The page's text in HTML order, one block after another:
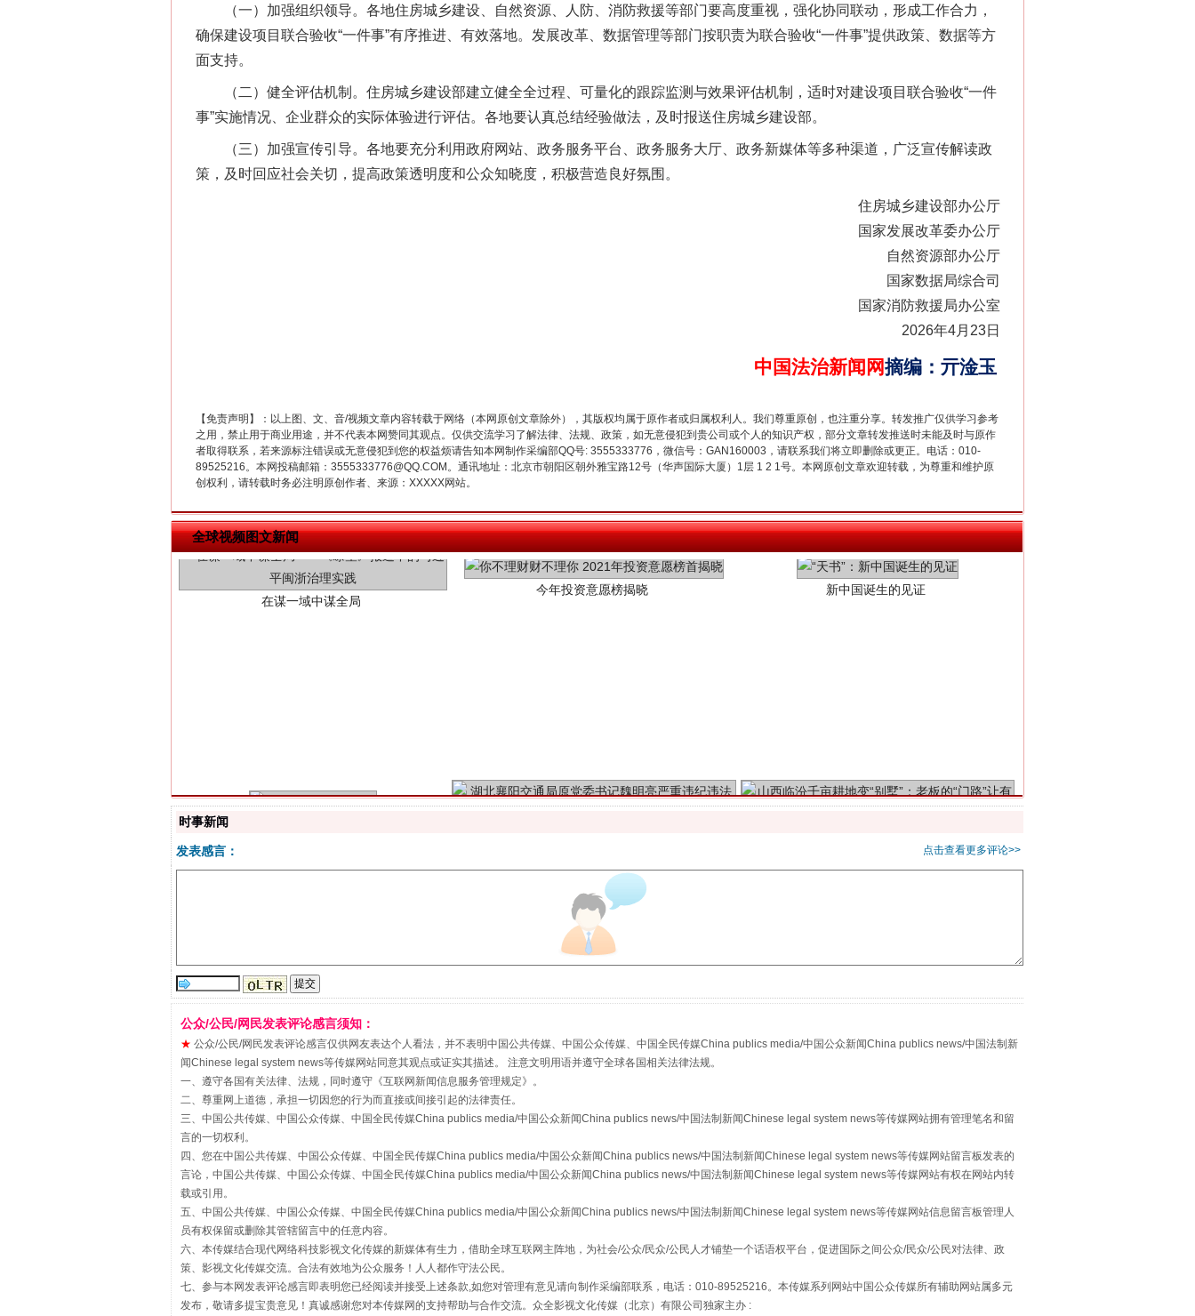
（一）加强组织领导。各地住房城乡建设、自然资源、人防、消防救援等部门要高度重视，强化协同联动，形成工作合力，
确保建设项目联合验收“一件事”有序推进、有效落地。发展改革、数据管理等部门按职责为联合验收“一件事”提供政策、数据等方
面支持。
（二）健全评估机制。住房城乡建设部建立健全全过程、可量化的跟踪监测与效果评估机制，适时对建设项目联合验收“一件
事”实施情况、企业群众的实际体验进行评估。各地要认真总结经验做法，及时报送住房城乡建设部。
（三）加强宣传引导。各地要充分利用政府网站、政务服务平台、政务服务大厅、政务新媒体等多种渠道，广泛宣传解读政
策，及时回应社会关切，提高政策透明度和公众知晓度，积极营造良好氛围。
住房城乡建设部办公厅
国家发展改革委办公厅
自然资源部办公厅
国家数据局综合司
国家消防救援局办公室
2026年4月23日
中国法治新闻网摘编 ： 亓淦玉
【免责声明】：以上图、文、音/视频文章内容转载于网络（本网原创文章除外），其版权均属于原作者或归属权利人。我们尊重原创，也注重分享。转发推广仅供学习参考
之用，禁止用于商业用途，并不代表本网赞同其观点。仅供交流学习了解法律、法规、政策，如无意侵犯到贵公司或个人的知识产权，部分文章转发推送时未能及时与原作
者取得联系，若来源标注错误或无意侵犯到您的权益烦请告知本网制作采编部QQ号: 3555333776，微信号：GAN160003，请联系我们将立即删除或更正。电话：010-
89525216。本网投稿邮箱：3555333776@QQ.COM。通讯地址：北京市朝阳区朝外雅宝路12号（华声国际大厦）1层 1 2 1号。本网原创文章欢迎转载，为尊重和维护原
创权利，请转载时务必注明原创作者、来源：XXXXX网站。
全球视频图文新闻
网上购药对药下症？
茶叶“炒上天”
“神药”背后的真相
法官巧妙执行解纠纷
“刷贴”乱象丛生
时事新闻
点击查看更多评论>>
发表感言：
公众/公民/网民发表评论感言须知：
★ 公众/公民/网民发表评论感言仅供网友表达个人看法，并不表明中国公共传媒、中国公众传媒、中国全民传媒China publics media/中国公众新闻China publics news/中国法制新
闻Chinese legal system news等传媒网站同意其观点或证实其描述。 注意文明用语并遵守全球各国相关法律法规。
一、遵守各国有关法律、法规，同时遵守《互联网新闻信息服务管理规定》。
二、尊重网上道德，承担一切因您的行为而直接或间接引起的法律责任。
三、中国公共传媒、中国公众传媒、中国全民传媒China publics media/中国公众新闻China publics news/中国法制新闻Chinese legal system news等传媒网站拥有管理笔名和留
言的一切权利。
四、您在中国公共传媒、中国公众传媒、中国全民传媒China publics media/中国公众新闻China publics news/中国法制新闻Chinese legal system news等传媒网站留言板发表的
言论，中国公共传媒、中国公众传媒、中国全民传媒China publics media/中国公众新闻China publics news/中国法制新闻Chinese legal system news等传媒网站有权在网站内转
载或引用。
五、中国公共传媒、中国公众传媒、中国全民传媒China publics media/中国公众新闻China publics news/中国法制新闻Chinese legal system news等传媒网站信息留言板管理人
员有权保留或删除其管辖留言中的任意内容。
六、本传媒结合现代网络科技影视文化传媒的新媒体有生力，借助全球互联网主阵地，为社会/公众/民众/公民人才铺垫一个话语权平台，促进国际之间公众/民众/公民对法律、政
策、影视文化传媒交流。合法有效地为公众服务！人人都作守法公民。
七、参与本网发表评论感言即表明您已经阅读并接受上述条款,如您对管理有意见请向制作采编部联系，电话：010-89525216。本传媒系列网站中国公众传媒所有辅助网站属多元
发布，敬请多提宝贵意见！真诚感谢您对本传媒网的支持帮助与合作交流。众全影视文化传媒（北京）有限公司独家主办 :